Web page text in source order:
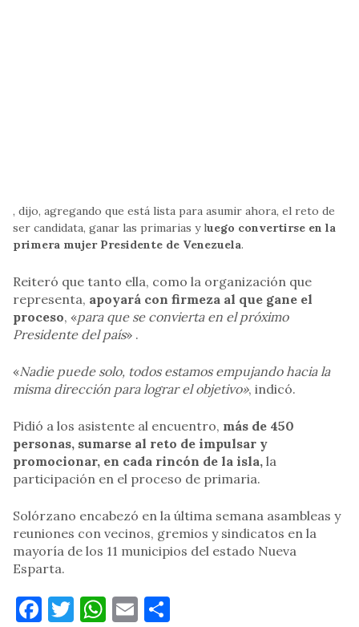
, dijo, agregando que está lista para asumir ahora, el reto de
ser candidata, ganar las primarias y luego convertirse en la
primera mujer Presidente de Venezuela.
Reiteró que tanto ella, como la organización que
representa, apoyará con firmeza al que gane el
proceso, «para que se convierta en el próximo
Presidente del país» .
«Nadie puede solo, todos estamos empujando hacia la
misma dirección para lograr el objetivo», indicó.
Pidió a los asistente al encuentro, más de 450
personas, sumarse al reto de impulsar y
promocionar, en cada rincón de la isla, la
participación en el proceso de primaria.
Solórzano encabezó en la última semana asambleas y
reuniones con vecinos, gremios y sindicatos en la
mayoría de los 11 municipios del estado Nueva
Esparta.
Facebook
Twitter
WhatsApp
Email